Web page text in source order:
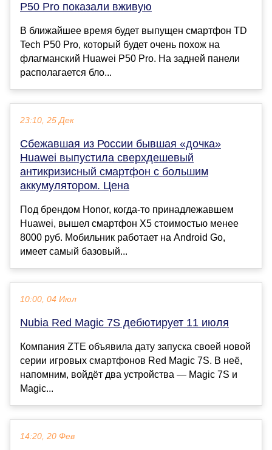
P50 Pro показали вживую
В ближайшее время будет выпущен смартфон TD
Tech P50 Pro, который будет очень похож на
флагманский Huawei P50 Pro. На задней панели
располагается бло...
23:10, 25 Дек
Сбежавшая из России бывшая «дочка»
Huawei выпустила сверхдешевый
антикризисный смартфон с большим
аккумулятором. Цена
Под брендом Honor, когда-то принадлежавшем
Huawei, вышел смартфон Х5 стоимостью менее
8000 руб. Мобильник работает на Android Go,
имеет самый базовый...
10:00, 04 Июл
Nubia Red Magic 7S дебютирует 11 июля
Компания ZTE объявила дату запуска своей новой
серии игровых смартфонов Red Magic 7S. В неё,
напомним, войдёт два устройства — Magic 7S и
Magic...
14:20, 20 Фев